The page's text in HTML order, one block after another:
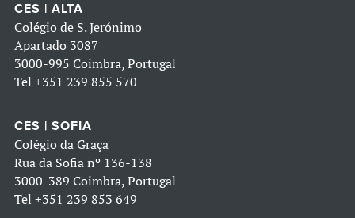
CES | ALTA
Colégio de S. Jerónimo
Apartado 3087
3000-995 Coimbra, Portugal
Tel +351 239 855 570
CES | SOFIA
Colégio da Graça
Rua da Sofia nº 136-138
3000-389 Coimbra, Portugal
Tel +351 239 853 649